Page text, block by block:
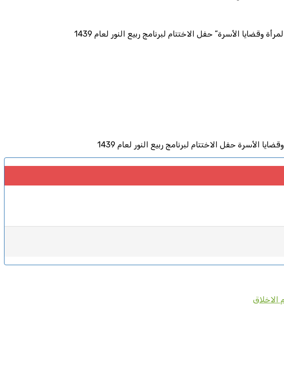
الأسرة” حفل الاختتام لبرنامج ربيع النور لعام 1439
حفل الاختتام لبرنامج ربيع النور لعام 1439
الاخلاق